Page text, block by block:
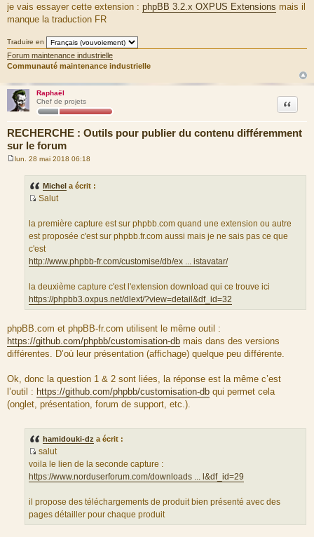
je vais essayer cette extension : phpBB 3.2.x OXPUS Extensions mais il
manque la traduction FR
Traduire en
Forum maintenance industrielle
Communauté maintenance industrielle
Raphaël
Chef de projets
RECHERCHE : Outils pour publier du contenu différemment
sur le forum
Citation
lun. 28 mai 2018 06:18
Michel a écrit :
o
u
r
c
d
u
m
s
s
a
e
Salut
la première capture est sur phpbb.com quand une extension ou autre
est proposée c'est sur phpbb.fr.com aussi mais je ne sais pas ce que
c'est
http://www.phpbb-fr.com/customise/db/ex ... istavatar/
la deuxième capture c'est l'extension download qui ce trouve ici
https://phpbb3.oxpus.net/dlext/?view=detail&df_id=32
phpBB.com et phpBB-fr.com utilisent le même outil :
https://github.com/phpbb/customisation-db mais dans des versions
différentes. D’où leur présentation (affichage) quelque peu différente.
Ok, donc la question 1 & 2 sont liées, la réponse est la même c’est
l’outil : https://github.com/phpbb/customisation-db qui permet cela
(onglet, présentation, forum de support, etc.).
hamidouki-dz a écrit :
S
o
u
r
c
e
salut
voila le lien de la seconde capture :
https://www.norduserforum.com/downloads ... l&df_id=29
il propose des téléchargements de produit bien présenté avec des
pages détailler pour chaque produit